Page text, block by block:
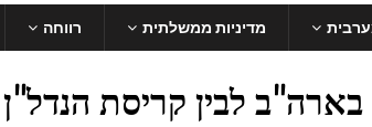
מדיניות ממשלתית רווחה
לבין קריסת הנדל"ן